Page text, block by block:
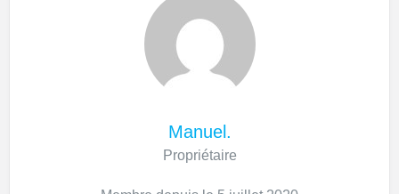
Manuel.
Propriétaire